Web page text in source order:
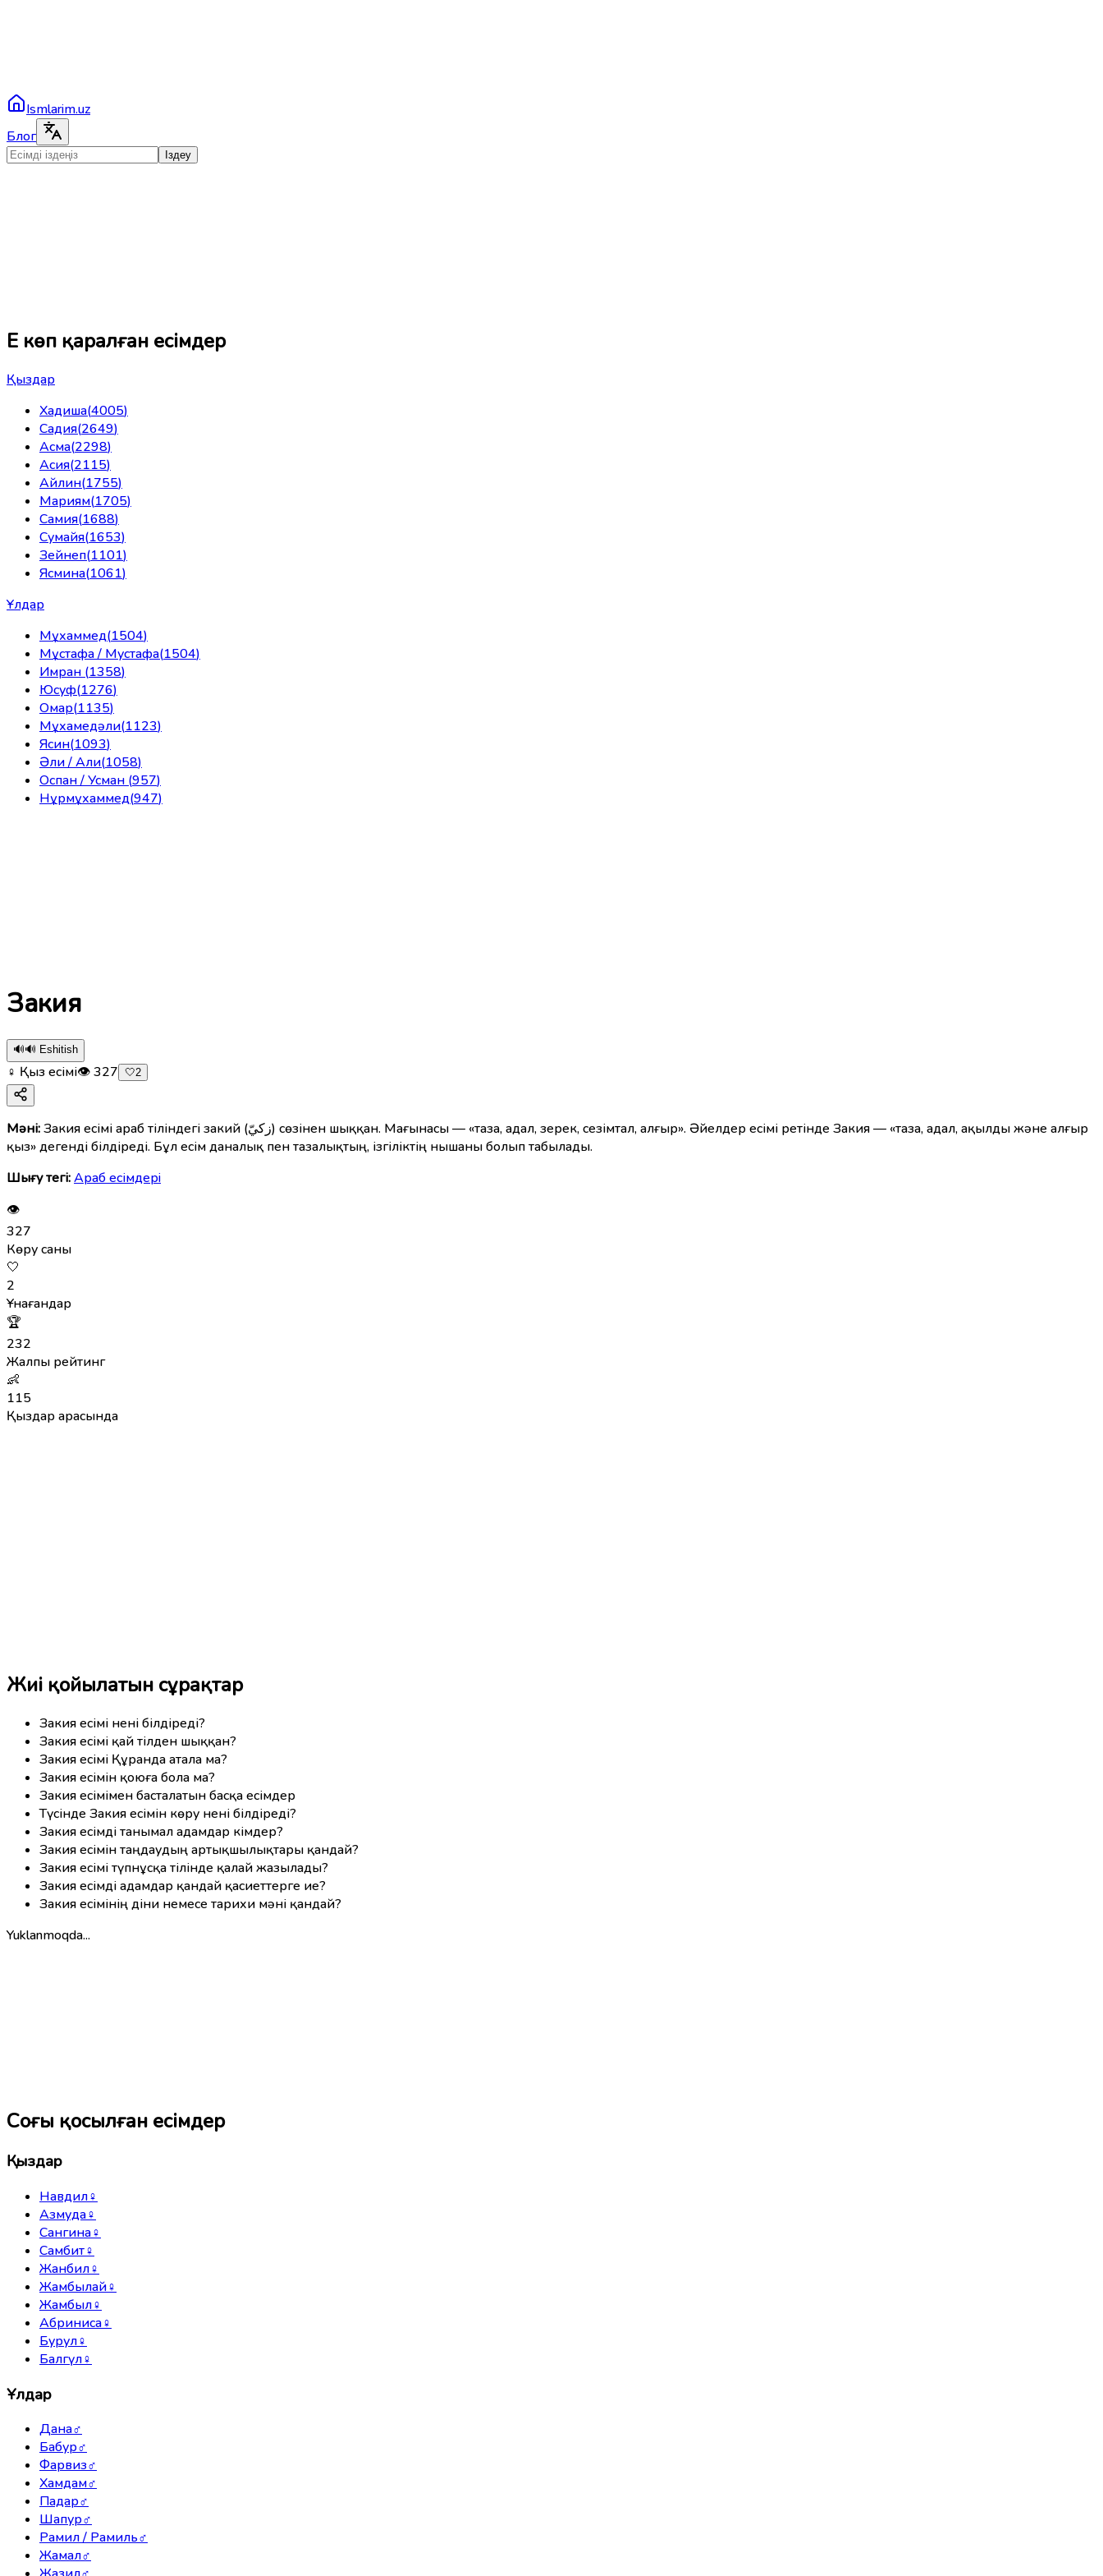
Ismlarim.uz
Блог
Іздеу
Ең көп қаралған есімдер
Қыздар
Хадиша(4005)
Садия(2649)
Асма(2298)
Асия(2115)
Айлин(1755)
Мариям(1705)
Самия(1688)
Сумайя(1653)
Зейнеп(1101)
Ясмина(1061)
Ұлдар
Мұхаммед(1504)
Мұстафа / Мустафа(1504)
Имран (1358)
Юсуф(1276)
Омар(1135)
Мұхамедәли(1123)
Ясин(1093)
Әли / Али(1058)
Оспан / Усман (957)
Нұрмұхаммед(947)
Закия
🔊🔊 Eshitish
♀ Қыз есімі👁327 🤍2
Мәні:Закия есімі араб тіліндегі закий (زكيّ) сөзінен шыққан. Мағынасы — «таза, адал, зерек, сезімтал, алғыр». Әйелдер есімі ретінде Закия — «таза, адал, ақылды және алғыр
қыз» дегенді білдіреді. Бұл есім даналық пен тазалықтың, ізгіліктің нышаны болып табылады.
Шығу тегі:Араб есімдерi
👁
327
Көру саны
🤍
2
Ұнағандар
🏆
232
Жалпы рейтинг
👶
115
Қыздар арасында
Жиі қойылатын сұрақтар
Закия есімі нені білдіреді?
Закия есімі қай тілден шыққан?
Закия есімі Құранда атала ма?
Закия есімін қоюға бола ма?
Закия есімімен басталатын басқа есімдер
Түсінде Закия есімін көру нені білдіреді?
Закия есімді танымал адамдар кімдер?
Закия есімін таңдаудың артықшылықтары қандай?
Закия есімі түпнұсқа тілінде қалай жазылады?
Закия есімді адамдар қандай қасиеттерге ие?
Закия есімінің діни немесе тарихи мәні қандай?
Yuklanmoqda...
Соңғы қосылған есімдер
Қыздар
Навдил♀
Азмуда♀
Сангина♀
Самбит♀
Жанбил♀
Жамбылай♀
Жамбыл♀
Абриниса♀
Бурул♀
Балгүл♀
Ұлдар
Дана♂
Бабур♂
Фарвиз♂
Хамдам♂
Падар♂
Шапур♂
Рамил / Рамиль♂
Жамал♂